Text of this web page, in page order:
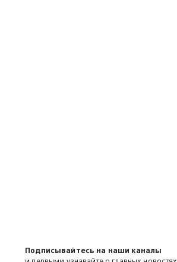
Подписывайтесь на наши каналы